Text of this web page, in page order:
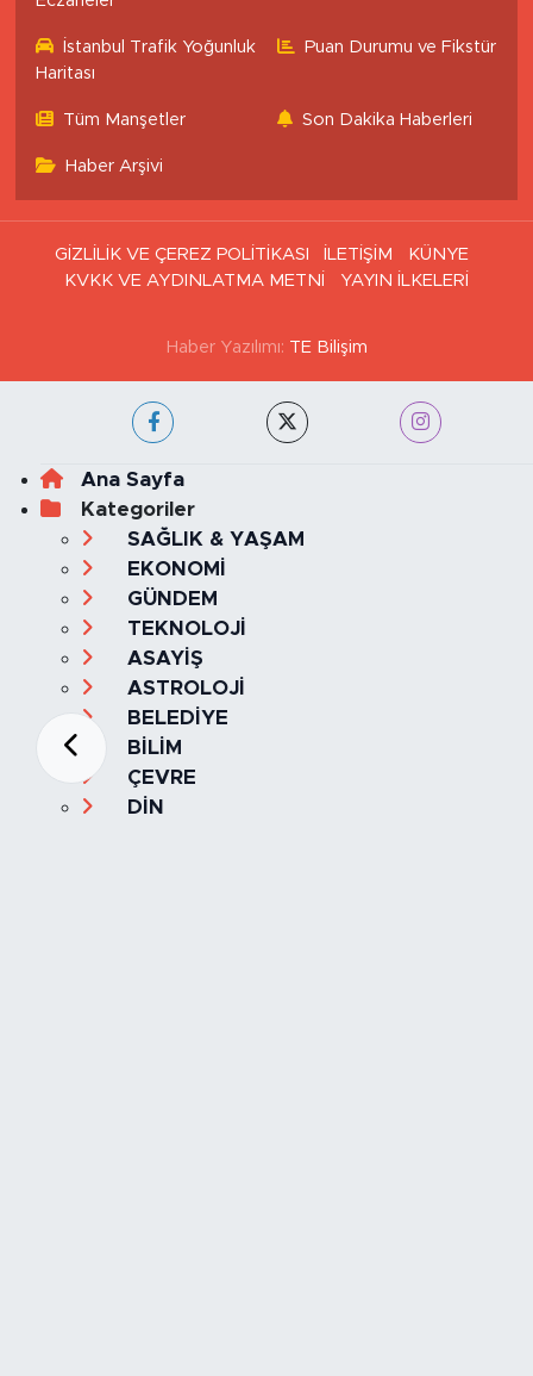
İstanbul Trafik Yoğunluk
Haritası
Puan Durumu ve Fikstür
Tüm Manşetler Son Dakika Haberleri
Haber Arşivi
GİZLİLİK VE ÇEREZ POLİTİKASI İLETİŞİM
KÜNYE
KVKK VE AYDINLATMA METNİ
YAYIN İLKELERİ
Haber Yazılımı: TE Bilişim
Ana Sayfa
Kategoriler
SAĞLIK & YAŞAM
EKONOMİ
GÜNDEM
TEKNOLOJİ
ASAYİŞ
ASTROLOJİ
BELEDİYE
BİLİM
ÇEVRE
DİN